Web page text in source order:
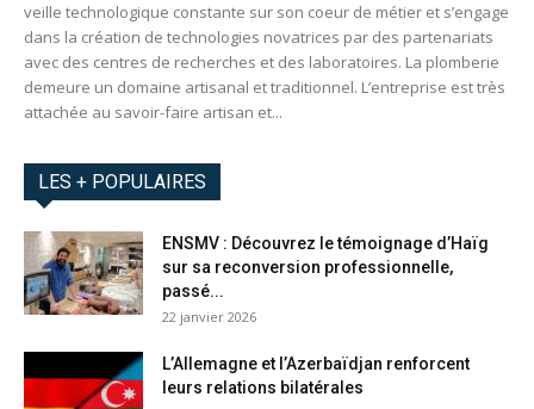
veille technologique constante sur son coeur de métier et s’engage
dans la création de technologies novatrices par des partenariats
avec des centres de recherches et des laboratoires. La plomberie
demeure un domaine artisanal et traditionnel. L’entreprise est très
attachée au savoir-faire artisan et...
LES + POPULAIRES
ENSMV : Découvrez le témoignage d’Haïg
sur sa reconversion professionnelle,
passé...
22 janvier 2026
L’Allemagne et l’Azerbaïdjan renforcent
leurs relations bilatérales​